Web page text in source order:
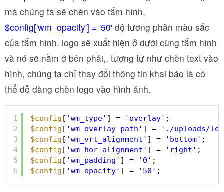
mà chúng ta sẽ chèn vào tấm hình,
$config['wm_opacity'] = '50' độ tương phản màu sắc
của tấm hình. logo sẽ xuất hiện ở dưới cùng tấm hình
và nó sẽ nằm ở bên phải,, tương tự như chèn text vào
hình, chúng ta chỉ thay đổi thông tin khai báo là có
thể dễ dàng chèn logo vào hình ảnh.
1
2
3
4
5
6
$config [ 'wm_type' ] = 'overlay' ;
$config [ 'wm_overlay_path' ] =
'./uploads/
$config [ 'wm_vrt_alignment' ] = 'bottom' ;
$config [ 'wm_hor_alignment' ] = 'right' ;
$config [ 'wm_padding' ] = '0' ;
$config [ 'wm_opacity' ] = '50' ;